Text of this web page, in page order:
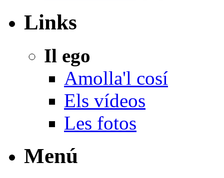
Links
Il ego
Amolla'l cosí
Els vídeos
Les fotos
Menú